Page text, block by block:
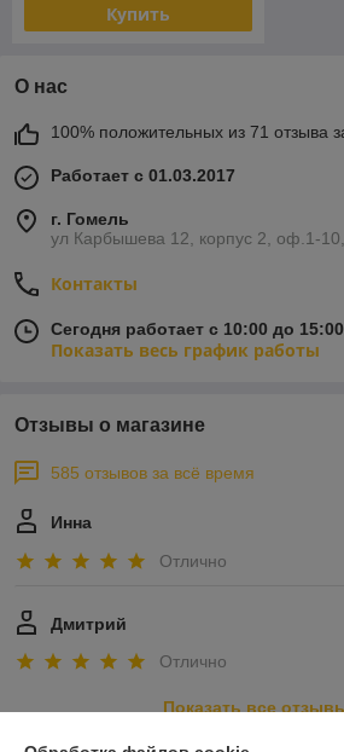
Купить
О нас
100% положительных из 71 отзыва
Работает с 01.03.2017
г. Гомель
ул Карбышева 12, корпус 2, оф.1-
Контакты
Сегодня работает с 10:00 до 15:00
Показать весь график работы
Отзывы о магазине
585 отзывов за всё время
Инна
Отлично
Дмитрий
Отлично
Показать все